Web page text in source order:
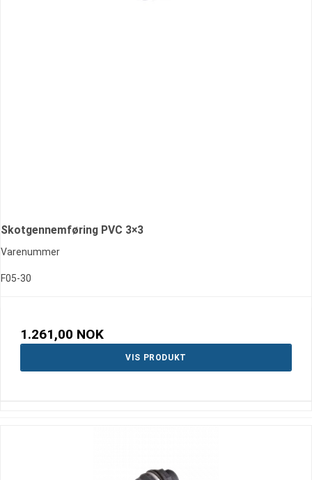
Skotgennemføring PVC 3×3
Varenummer
F05-30
1.261,00 NOK
VIS PRODUKT